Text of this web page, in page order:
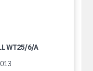
WT25/6/A